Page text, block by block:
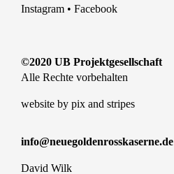
Instagram • Facebook
©2020 UB Projektgesellschaft
Alle Rechte vorbehalten
website by pix and stripes
info@neuegoldenrosskaserne.de
David Wilk